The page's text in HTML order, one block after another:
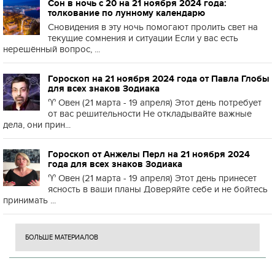
Сон в ночь с 20 на 21 ноября 2024 года:
толкование по лунному календарю
Сновидения в эту ночь помогают пролить свет на
текущие сомнения и ситуации Если у вас есть
нерешённый вопрос, ...
Гороскоп на 21 ноября 2024 года от Павла Глобы
для всех знаков Зодиака
♈️ Овен (21 марта - 19 апреля) Этот день потребует
от вас решительности Не откладывайте важные
дела, они прин...
Гороскоп от Анжелы Перл на 21 ноября 2024
года для всех знаков Зодиака
♈️ Овен (21 марта - 19 апреля) Этот день принесет
ясность в ваши планы Доверяйте себе и не бойтесь
принимать ...
БОЛЬШЕ МАТЕРИАЛОВ